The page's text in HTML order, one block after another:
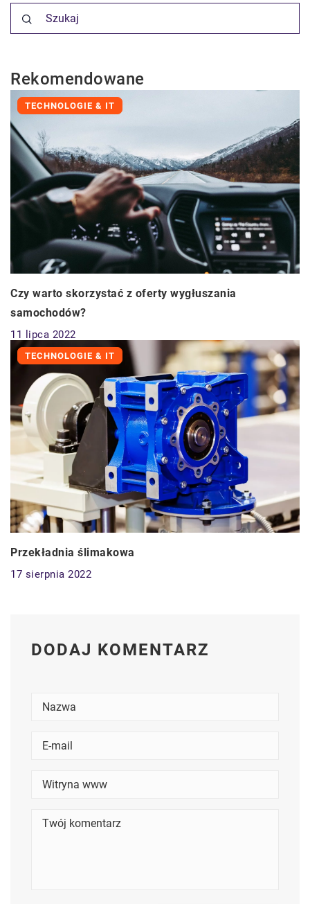
Rekomendowane
TECHNOLOGIE & IT
Czy warto skorzystać z oferty wygłuszania
samochodów?
11 lipca 2022
TECHNOLOGIE & IT
Przekładnia ślimakowa
17 sierpnia 2022
DODAJ KOMENTARZ